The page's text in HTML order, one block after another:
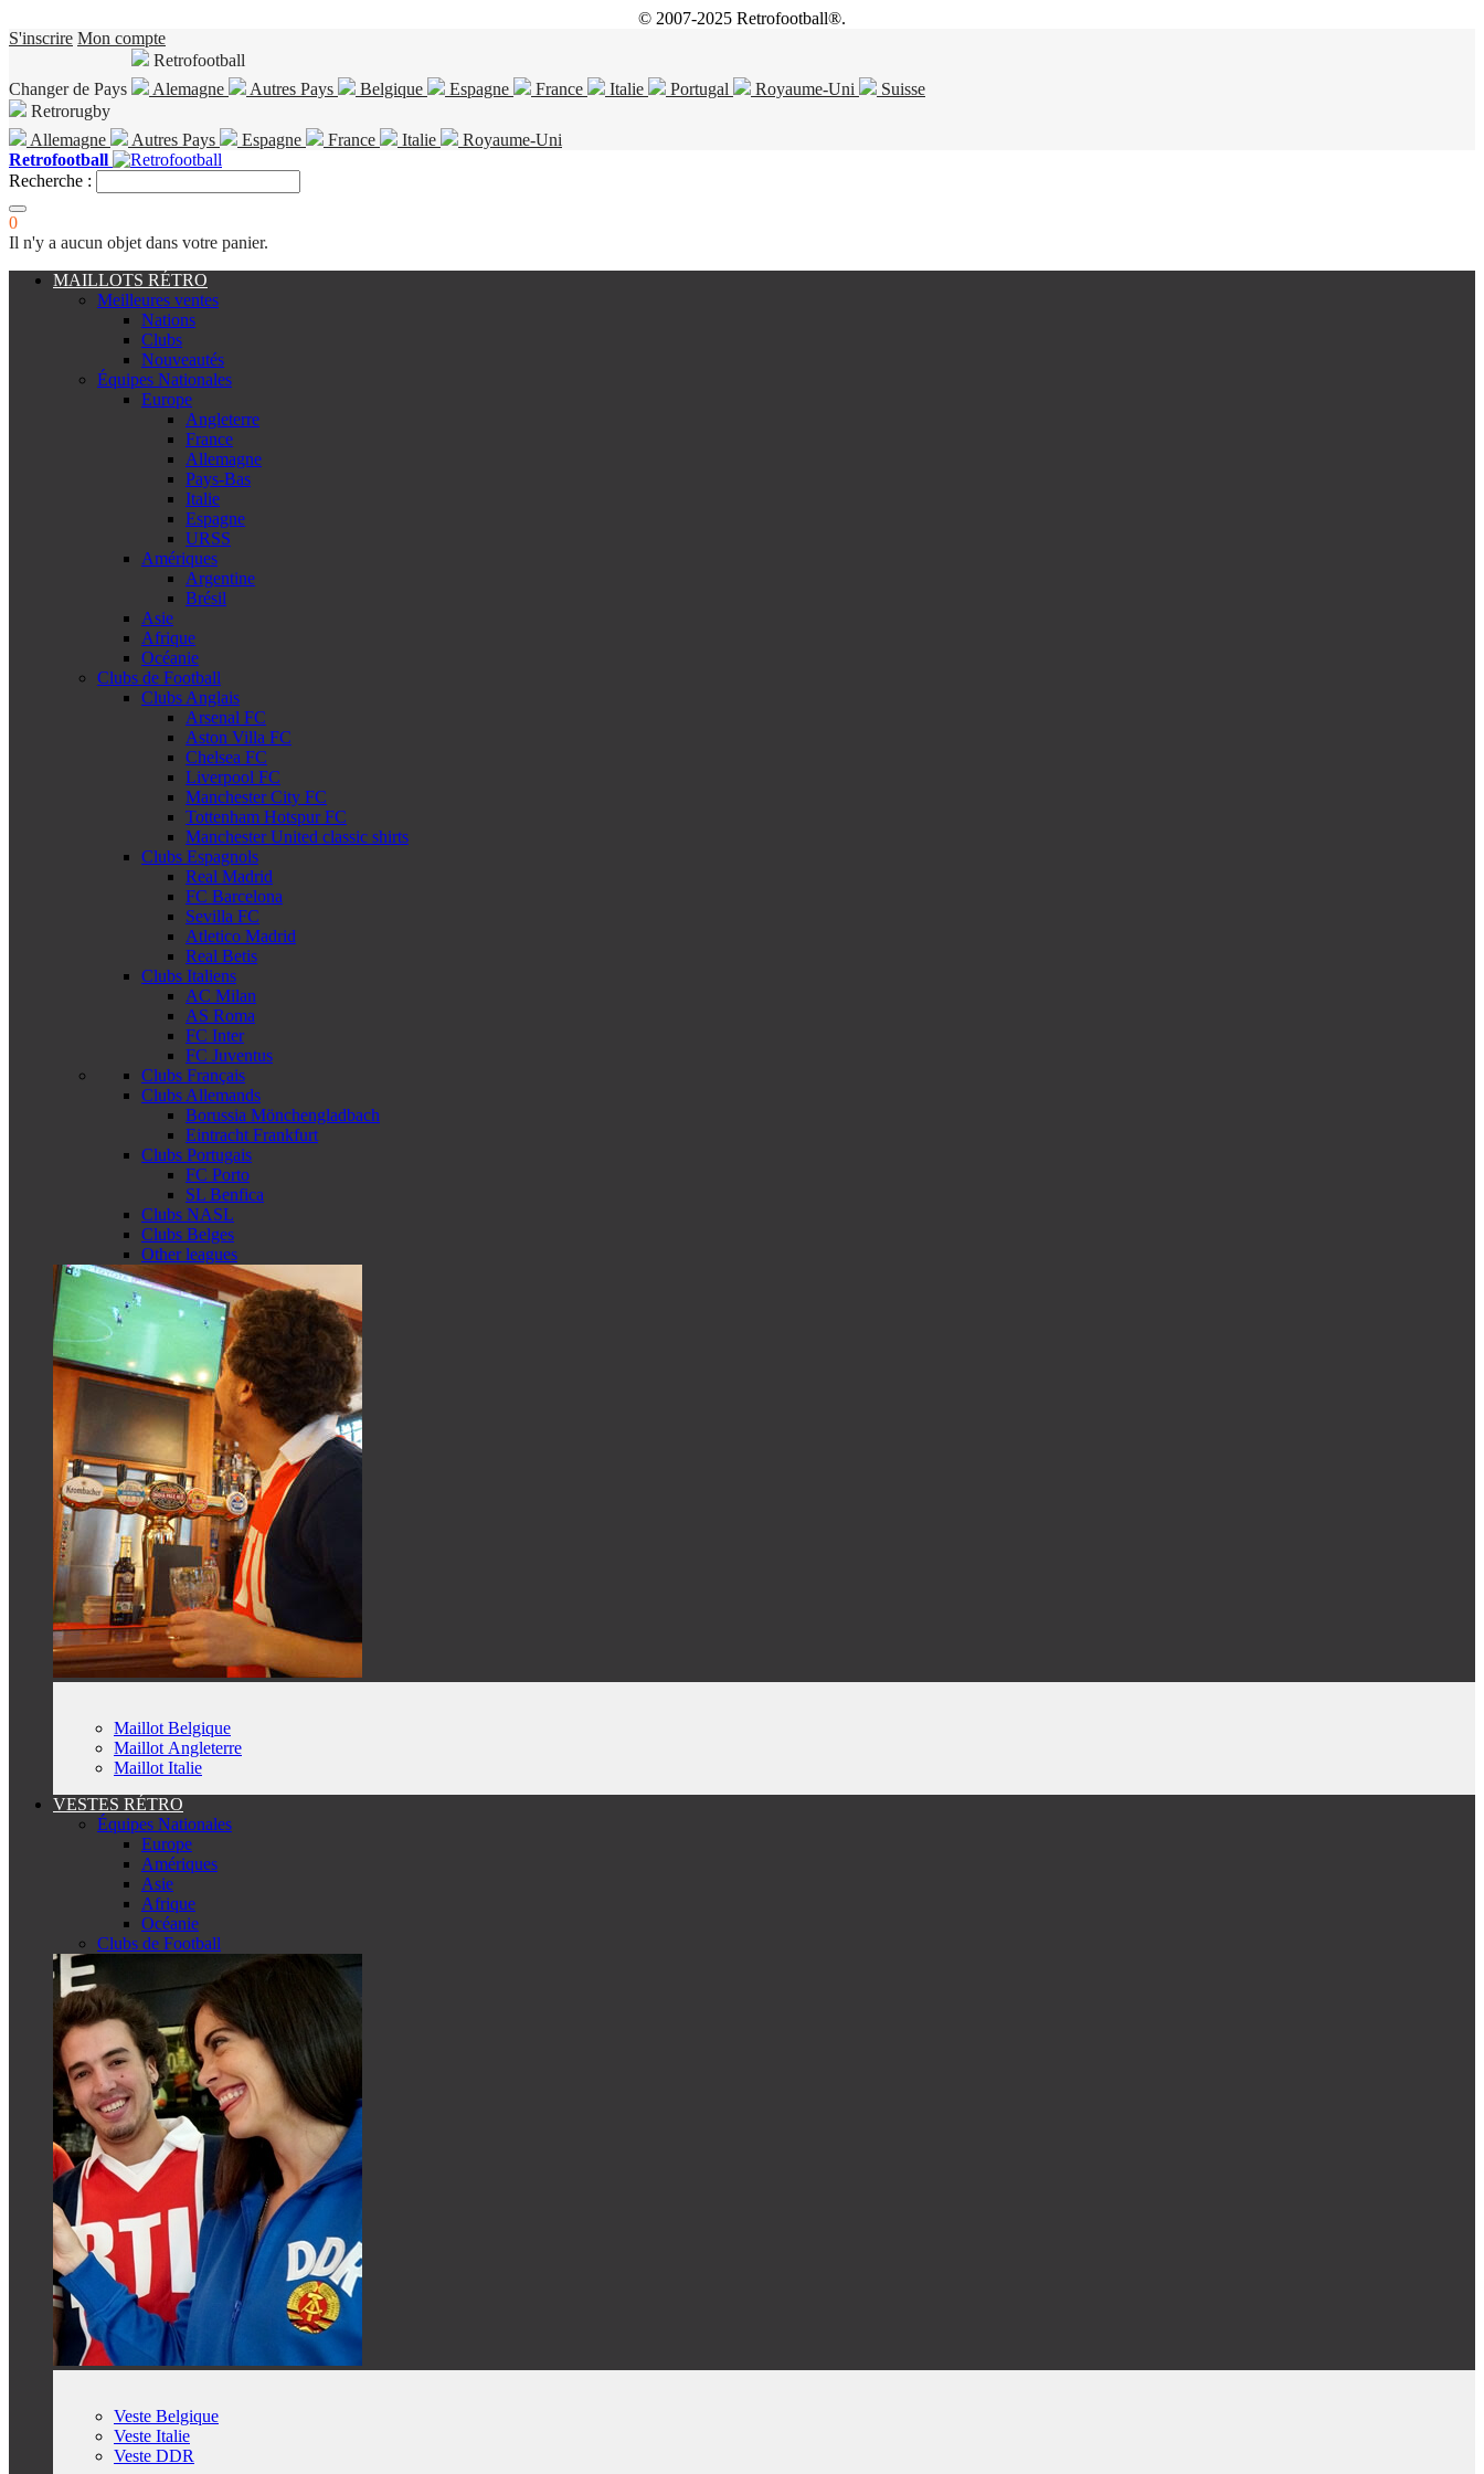
© 2007-2025 Retrofootball®.
S'inscrire Mon compte
Changer de Pays
Retrofootball
Alemagne
Autres Pays Belgique Espagne France Italie Portugal Royaume-Uni
Suisse
Retrorugby
Allemagne
Autres Pays Espagne France Italie
Royaume-Uni
Retrofootball
Recherche :
0
Il n'y a aucun objet dans votre panier.
MAILLOTS RÉTRO
Meilleures ventes
Nations
Clubs
Nouveautés
Équipes Nationales
Europe
Angleterre
France
Allemagne
Pays-Bas
Italie
Espagne
URSS
Amériques
Argentine
Brésil
Asie
Afrique
Océanie
Clubs de Football
Clubs Anglais
Arsenal FC
Aston Villa FC
Chelsea FC
Liverpool FC
Manchester City FC
Tottenham Hotspur FC
Manchester United classic shirts
Clubs Espagnols
Real Madrid
FC Barcelona
Sevilla FC
Atletico Madrid
Real Betis
Clubs Italiens
AC Milan
AS Roma
FC Inter
FC Juventus
Clubs Français
Clubs Allemands
Borussia Mönchengladbach
Eintracht Frankfurt
Clubs Portugais
FC Porto
SL Benfica
Clubs NASL
Clubs Belges
Other leagues
Maillot Belgique
Maillot Angleterre
Maillot Italie
VESTES RÉTRO
Équipes Nationales
Europe
Amériques
Asie
Afrique
Océanie
Clubs de Football
Veste Belgique
Veste Italie
Veste DDR